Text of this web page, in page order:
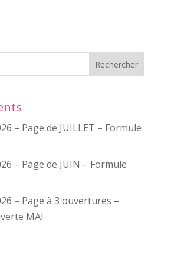
– Page de JUILLET – Formule
– Page de JUIN – Formule
– Page à 3 ouvertures –
MAI